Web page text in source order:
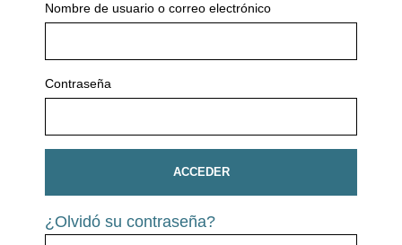
Nombre de usuario o correo electrónico
Contraseña
ACCEDER
¿Olvidó su contraseña?